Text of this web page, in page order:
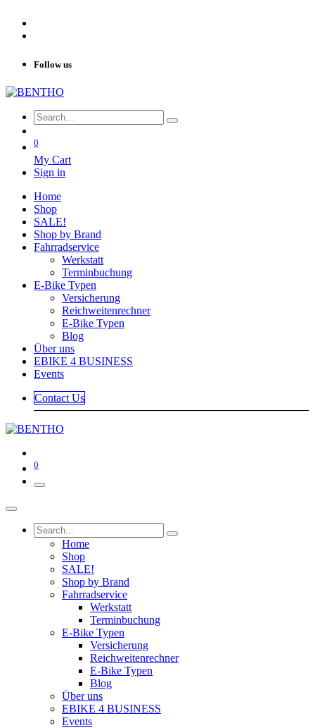
Follow us
0
My Cart
Sign in
Home
Shop
SALE!
Shop by Brand
Fahrradservice
Werkstatt
Terminbuchung
E-Bike Typen
Versicherung
Reichweitenrechner
E-Bike Typen
Blog
Über uns
EBIKE 4 BUSINESS
Events
Contact Us
0
Home
Shop
SALE!
Shop by Brand
Fahrradservice
Werkstatt
Terminbuchung
E-Bike Typen
Versicherung
Reichweitenrechner
E-Bike Typen
Blog
Über uns
EBIKE 4 BUSINESS
Events